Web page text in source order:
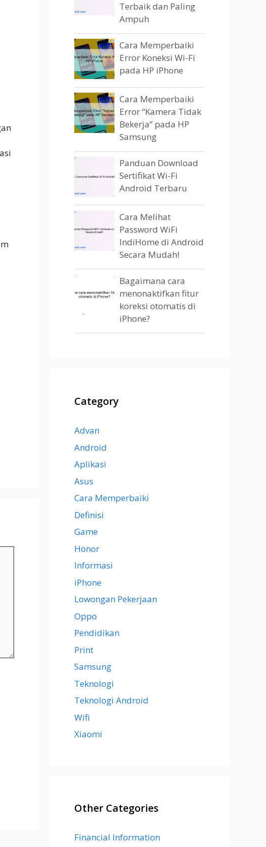
Terbaik dan Paling
Ampuh
Cara Memperbaiki
Error Koneksi Wi-Fi
pada HP iPhone
Cara Memperbaiki
Error “Kamera Tidak
Bekerja” pada HP
Samsung
Panduan Download
Sertifikat Wi-Fi
Android Terbaru
Cara Melihat
Password WiFi
IndiHome di Android
Secara Mudah!
Bagaimana cara
menonaktifkan fitur
koreksi otomatis di
iPhone?
Category
Advan
Android
Aplikasi
Asus
Cara Memperbaiki
Definisi
Game
Honor
Informasi
iPhone
Lowongan Pekerjaan
Oppo
Pendidikan
Print
Samsung
Teknologi
Teknologi Android
Wifi
Xiaomi
Other Categories
Financial Information